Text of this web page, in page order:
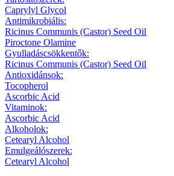
Caprylyl Glycol
Antimikrobiális:
Ricinus Communis (Castor) Seed Oil
Piroctone Olamine
Gyulladáscsökkentők:
Ricinus Communis (Castor) Seed Oil
Antioxidánsok:
Tocopherol
Ascorbic Acid
Vitaminok:
Ascorbic Acid
Alkoholok:
Cetearyl Alcohol
Emulgeálószerek:
Cetearyl Alcohol